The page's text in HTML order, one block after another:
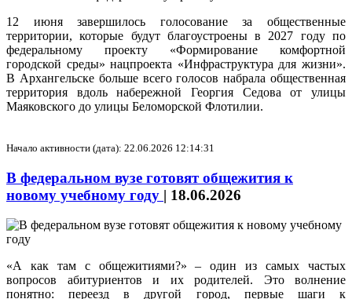
12 июня завершилось голосование за общественные
территории, которые будут благоустроены в 2027 году по
федеральному проекту «Формирование комфортной
городской среды» нацпроекта «Инфраструктура для жизни».
В Архангельске больше всего голосов набрала общественная
территория вдоль набережной Георгия Седова от улицы
Маяковского до улицы Беломорской Флотилии.
Начало активности (дата): 22.06.2026 12:14:31
В федеральном вузе готовят общежития к
новому учебному году | 18.06.2026
«А как там с общежитиями?» – один из самых частых
вопросов абитуриентов и их родителей. Это волнение
понятно: переезд в другой город, первые шаги к